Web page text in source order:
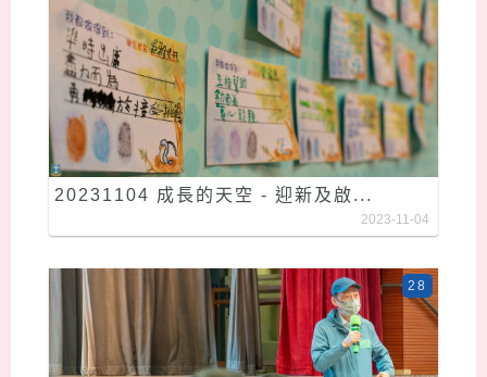
20231104 成長的天空 - 迎新及啟...
2023-11-04
28